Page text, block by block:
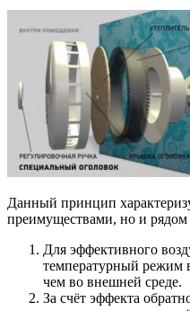
Данный принцип
преимуществами, но и рядом
Для эффективного
температурный
чем во внешней среде.
За счёт эффекта